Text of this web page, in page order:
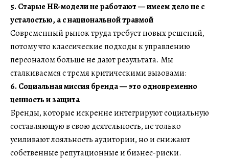
5. Старые HR-модели не работают — имеем дело не с
усталостью, а с национальной травмой
Современный рынок труда требует новых решений,
потому что классические подходы к управлению
персоналом больше не дают результата. Мы
сталкиваемся с тремя критическими вызовами:
6. Социальная миссия бренда — это одновременно
ценность и защита
Бренды, которые искренне интегрируют социальную
составляющую в свою деятельность, не только
усиливают лояльность аудитории, но и снижают
собственные репутационные и бизнес-риски.